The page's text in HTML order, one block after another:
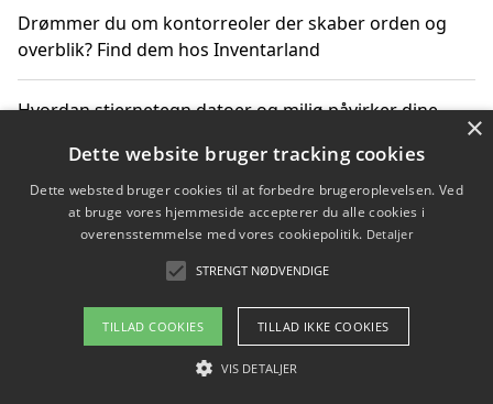
Drømmer du om kontorreoler der skaber orden og
overblik? Find dem hos Inventarland
Hvordan stjernetegn datoer og miljø påvirker dine
Bæredygtige gadgets til en grønnere hverdag
Om / kontakt
Blog Betingelser
×
Dette website bruger tracking cookies
Dette websted bruger cookies til at forbedre brugeroplevelsen. Ved
at bruge vores hjemmeside accepterer du alle cookies i
overensstemmelse med vores cookiepolitik. Detaljer
STRENGT NØDVENDIGE
TILLAD COOKIES TILLAD IKKE COOKIES
VIS DETALJER